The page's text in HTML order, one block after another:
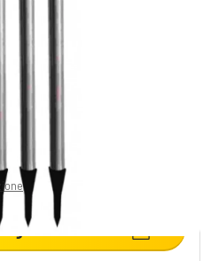
solari da
1-Luce
al carrello